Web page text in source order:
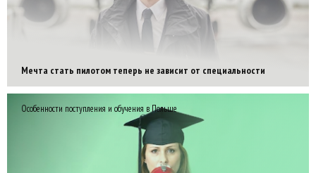
Мечта стать пилотом теперь не зависит от специальности
Особенности поступления и обучения в Польше